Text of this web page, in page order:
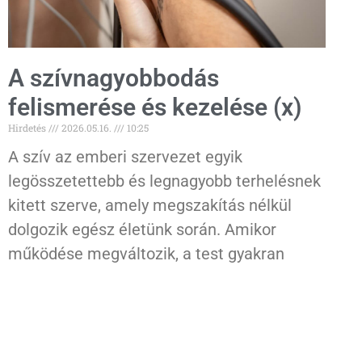
A szívnagyobbodás
felismerése és kezelése (x)
Hirdetés 2026.05.16. 10:25
A szív az emberi szervezet egyik
legösszetettebb és legnagyobb terhelésnek
kitett szerve, amely megszakítás nélkül
dolgozik egész életünk során. Amikor
működése megváltozik, a test gyakran